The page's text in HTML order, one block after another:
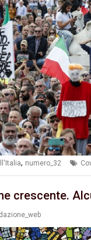
, numero_32
crescente.